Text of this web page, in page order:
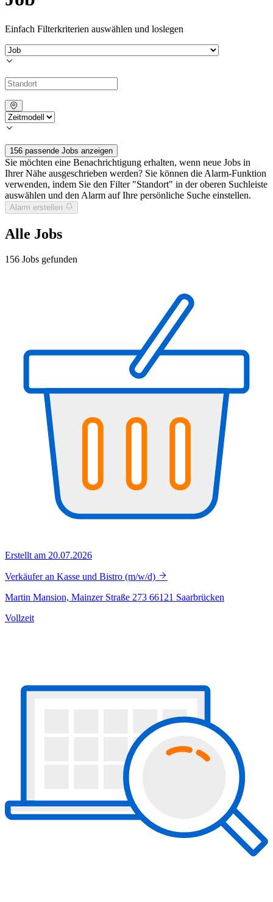
Einfach Filterkriterien auswählen und loslegen
156 passende Jobs anzeigen
Sie möchten eine Benachrichtigung erhalten, wenn neue Jobs in
Ihrer Nähe ausgeschrieben werden? Sie können die Alarm-Funktion
verwenden, indem Sie den Filter "Standort" in der oberen Suchleiste
auswählen und den Alarm auf Ihre persönliche Suche einstellen.
Alarm erstellen
Alle Jobs
156 Jobs gefunden
Erstellt am 20.07.2026
Verkäufer an Kasse und Bistro (m/w/d)
Martin Mansion, Mainzer Straße 273 66121 Saarbrücken
Vollzeit